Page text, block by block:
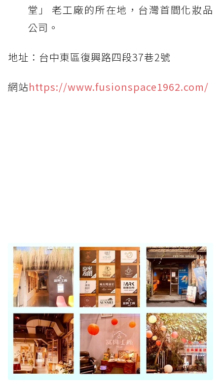
堂」 老工廠的所在地，台灣首間化妝品
公司。
地址：台中東區復興路四段37巷2號
網站https://www.fusionspace1962.com/